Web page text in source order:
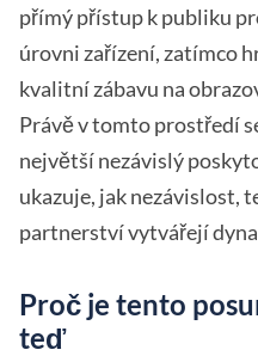
přímý přístup k publiku
úrovni zařízení, zatímco
kvalitní zábavu na
Právě v tomto prostředí
největší nezávislý
ukazuje, jak nezávislost,
partnerství vytvářejí
Proč je tento
teď